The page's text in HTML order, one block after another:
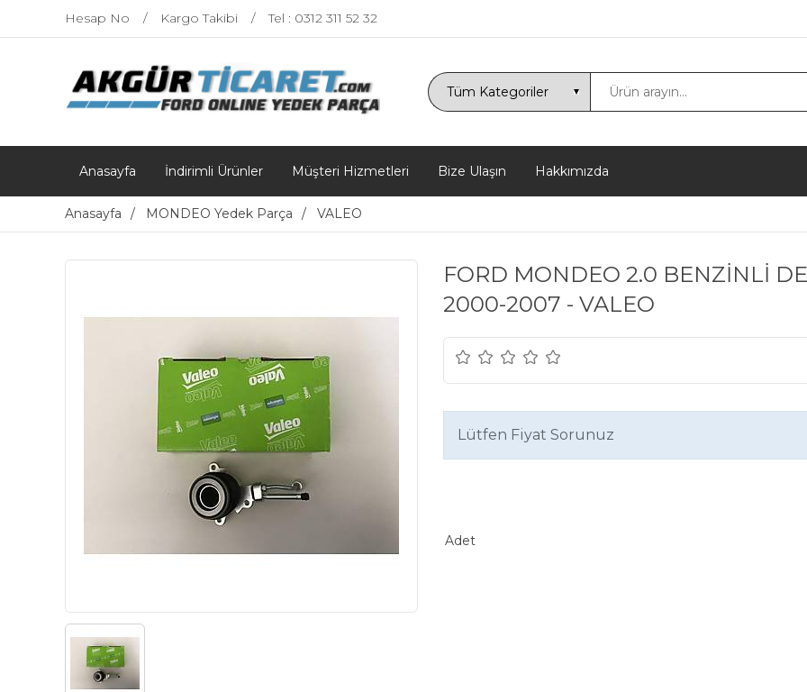
Hesap No Kargo Takibi Tel : 0312 311 52 32
Anasayfa İndirimli Ürünler Müşteri Hizmetleri Bize Ulaşın Hakkımızda
Anasayfa MONDEO Yedek Parça VALEO
FORD MONDEO 2.0 BENZİNLİ
2000-2007 - VALEO
Lütfen Fiyat Sorunuz
Adet